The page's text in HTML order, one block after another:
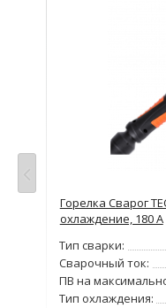
Горелка Сварог
охлаждение, 180 А
Тип сварки:
Сварочный ток:
ПВ на
Тип охлаждения: